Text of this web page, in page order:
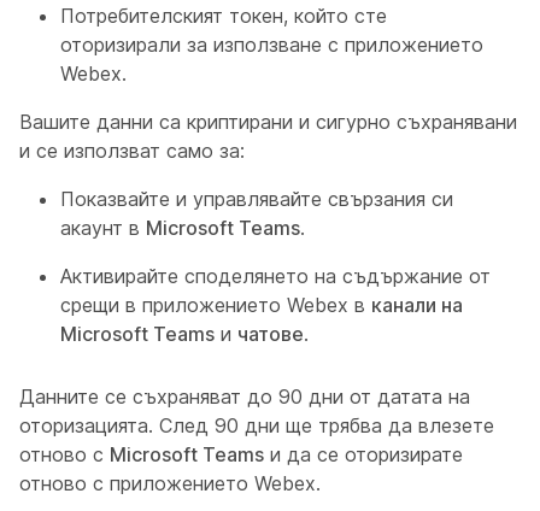
Потребителският токен, който сте
оторизирали за използване с приложението
Webex.
Вашите данни са криптирани и сигурно съхранявани
и се използват само за:
Показвайте и управлявайте свързания си
акаунт в Microsoft Teams.
Активирайте споделянето на съдържание от
срещи в приложението Webex в канали на
Microsoft Teams и чатове.
Данните се съхраняват до 90 дни от датата на
оторизацията. След 90 дни ще трябва да влезете
отново с Microsoft Teams и да се оторизирате
отново с приложението Webex.